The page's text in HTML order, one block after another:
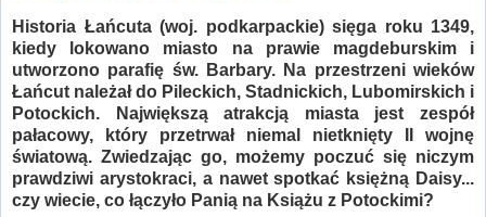
Historia Łańcuta (woj. podkarpackie) sięga roku 1349,
kiedy lokowano miasto na prawie magdeburskim i
utworzono parafię św. Barbary. Na przestrzeni wieków
Łańcut należał do Pileckich, Stadnickich, Lubomirskich i
Potockich. Największą atrakcją miasta jest zespół
pałacowy, który przetrwał niemal nietknięty II wojnę
światową. Zwiedzając go, możemy poczuć się niczym
prawdziwi arystokraci, a nawet spotkać księżną Daisy...
czy wiecie, co łączyło Panią na Książu z Potockimi?